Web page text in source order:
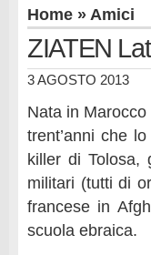
Home » Amici
ZIATEN
3 AGOSTO 2013
Nata in
trent’anni che
killer di Tolosa,
militari (tutti di
francese in
scuola ebraica.